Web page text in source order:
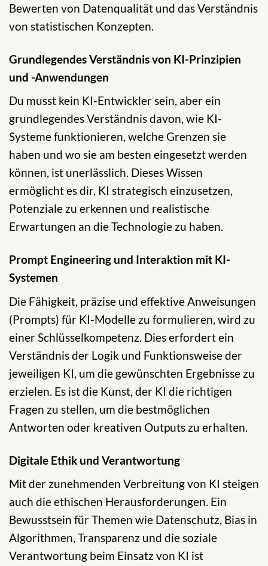
Bewerten von Datenqualität und das Verständnis
von statistischen Konzepten.
Grundlegendes Verständnis von KI-Prinzipien
und -Anwendungen
Du musst kein KI-Entwickler sein, aber ein
grundlegendes Verständnis davon, wie KI-
Systeme funktionieren, welche Grenzen sie
haben und wo sie am besten eingesetzt werden
können, ist unerlässlich. Dieses Wissen
ermöglicht es dir, KI strategisch einzusetzen,
Potenziale zu erkennen und realistische
Erwartungen an die Technologie zu haben.
Prompt Engineering und Interaktion mit KI-
Systemen
Die Fähigkeit, präzise und effektive Anweisungen
(Prompts) für KI-Modelle zu formulieren, wird zu
einer Schlüsselkompetenz. Dies erfordert ein
Verständnis der Logik und Funktionsweise der
jeweiligen KI, um die gewünschten Ergebnisse zu
erzielen. Es ist die Kunst, der KI die richtigen
Fragen zu stellen, um die bestmöglichen
Antworten oder kreativen Outputs zu erhalten.
Digitale Ethik und Verantwortung
Mit der zunehmenden Verbreitung von KI steigen
auch die ethischen Herausforderungen. Ein
Bewusstsein für Themen wie Datenschutz, Bias in
Algorithmen, Transparenz und die soziale
Verantwortung beim Einsatz von KI ist